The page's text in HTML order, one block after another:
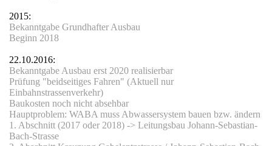
2015:
Bekanntgabe Grundhafter Ausbau
Beginn 2018
22.10.2016:
Bekanntgabe Ausbau erst 2020 realisierbar
Prüfung "beidseitiges Fahren" (Aktuell nur
Einbahnstrassenverkehr)
Baukosten noch nicht absehbar
Hauptproblem: WABA muss Abwassersystem bauen bzw. ändern
1. Abschnitt (2017 oder 2018) -> Leitungsbau Johann-Sebastian-
Bach-Strasse